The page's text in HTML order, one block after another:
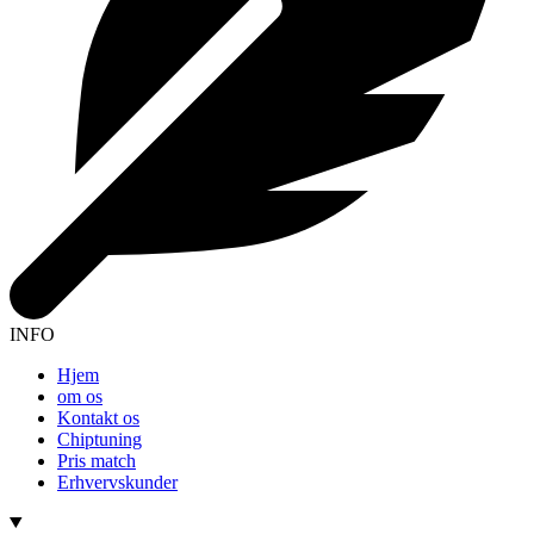
INFO
Hjem
om os
Kontakt os
Chiptuning
Pris match
Erhvervskunder